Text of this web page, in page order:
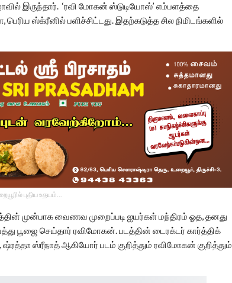
இருந்தார். ‘ரவி மோகன் ஸ்டுடியோஸ்’ எம்பளத்தை
ஸ்க்ரீனில் பளிச்சிட்டது. இதற்கடுத்த சில நிமிடங்களில்
புதிய உதயம்...
முன்பாக வைணவ முறைப்படி ஐயர்கள் மந்திரம் ஓத, தனது
பூஜை செய்தார் ரவிமோகன். படத்தின் டைரக்டர் கார்த்திக்
ஸ்ரீநாத் ஆகியோர் படம் குறித்தும் ரவிமோகன் குறித்தும்